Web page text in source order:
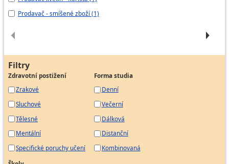
Prodavač - smíšené zboží (1)
Filtry
Zdravotní postižení
Zrakové
Sluchové
Tělesné
Mentální
Specifické poruchy učení
Forma studia
Denní
Večerní
Dálková
Distanční
Kombinovaná